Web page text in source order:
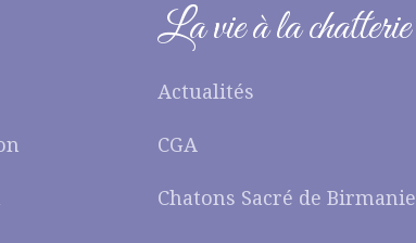
La vie à la chatterie
Actualités
CGA
Chatons Sacré de Birmanie